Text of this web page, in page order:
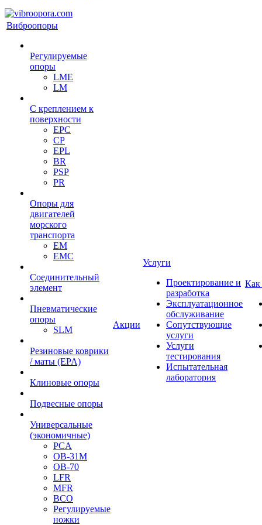
Виброопоры
Регулируемые
опоры
LME
LM
С креплением к
поверхности
EPC
CP
EPL
BR
PSP
PR
Опоры для
двигателей
морского
транспорта
EM
EMC
Cоединительный
элемент
Пневматические
опоры
SLM
Резиновые коврики
/ маты (EPA)
Клиновые опоры
Подвесные опоры
Универсальные
(экономичные)
PCA
ОВ-31М
OB-70
LFR
MFR
ВСО
Регулируемые
ножки
Акции
Услуги
Проектирование и
разработка
Эксплуатационное
обслуживание
Сопутствующие
услуги
Услуги
тестирования
Испытательная
лаборатория
Как